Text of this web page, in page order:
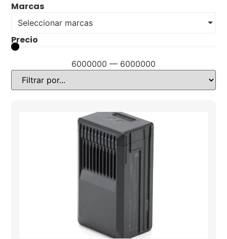
Marcas
Seleccionar marcas
Precio
6000000 — 6000000